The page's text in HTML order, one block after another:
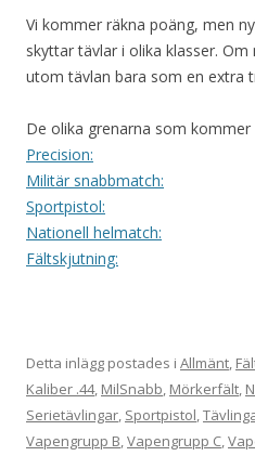
Vi kommer räkna poäng, men
skyttar tävlar i olika klasser.
utom tävlan bara som en extra
De olika grenarna som kommer
Precision:
Militär snabbmatch:
Sportpistol:
Nationell helmatch:
Fältskjutning:
Detta inlägg postades i Allmänt,
Kaliber .44, MilSnabb, Mörkerfält,
Serietävlingar, Sportpistol,
Vapengrupp B,Vapengrupp C,